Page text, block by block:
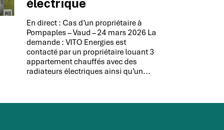
électrique
En direct : Cas d’un propriétaire à
Pompaples – Vaud – 24 mars 2026 La
demande : VITO Energies est
contacté par un propriétaire louant 3
appartement chauffés avec des
radiateurs électriques ainsi qu’un...